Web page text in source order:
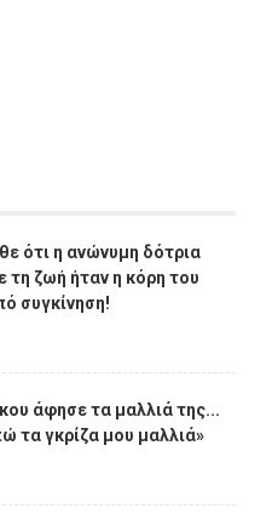
ότι η ανώνυμη δότρια
ζωή ήταν η κόρη του
συγκίνηση!
άφησε τα μαλλιά της...
τα γκρίζα μου μαλλιά»